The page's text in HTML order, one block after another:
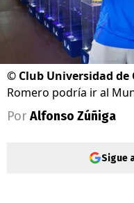
© Club Universidad de
Romero podría ir al
Por Alfonso Zúñiga
Sigue